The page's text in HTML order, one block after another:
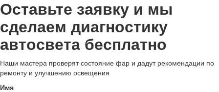
Оставьте заявку и мы
сделаем диагностику
автосвета бесплатно
Наши мастера проверят состояние фар и дадут рекомендации по
ремонту и улучшению освещения
Имя